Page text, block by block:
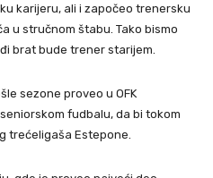
karijeru, ali i započeo trenersku
u stručnom štabu. Tako bismo
brat bude trener starijem.
sezone proveo u OFK
fudbalu, da bi tokom
trećeligaša Estepone.